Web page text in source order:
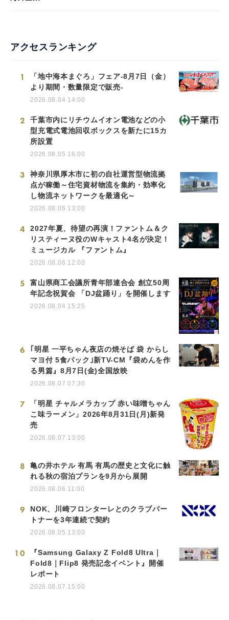
アクセスランキング
1
「地中海本まぐろ」フェア-8月7日（金）
より期間・数量限定で販売-
2026.08.04 14:00
2
千葉市内にリチウムイオン電池などの小
型充電式電池回収ボックスを新たに15カ
所設置
2026.08.05 16:00
3
神奈川県厚木市に初の自社運営型物流拠
点が稼働～住宅資材物流を集約・効率化
し物流ネットワークを最適化～
2026.08.06 13:00
4
2027年夏、待望の再演！ファントム＆ク
リスティーヌ役のWキャスト4名が決定！
ミュージカル 『ファントム』
2026.08.06 12:00
5
富山県商工会議所青年部連合会 創立50周
年記念祝賀会 「DJ盆踊り」を開催します
2026.08.04 15:25
6
｢明星 一平ちゃん夜店の焼そば 袋 からし
マヨ付 5食パック｣新TV-CM『袋めんを作
る男篇』8月7日(金)全国放映
2026.08.07 07:30
7
「明星 チャルメラカップ 赤い味噌ちゃん
こ味ラーメン」2026年8月31日(月)新発
売
2026.08.07 13:00
8
亀の井ホテル 有馬 有馬の歴史と文化に触
れる秋の宿泊プランを9月から展開
2026.08.06 11:00
9
NOK、川崎フロンターレとのクラブパー
トナーを3年連続で契約
2026.08.05 13:00
10
『Samsung Galaxy Z Fold8 Ultra｜
Fold8｜Flip8 発売記念イベント』開催
レポート
2026.08.07 15:00